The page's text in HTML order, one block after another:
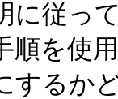
に従っ
順を使
するか